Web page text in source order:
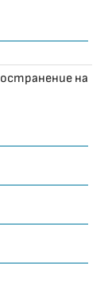
на